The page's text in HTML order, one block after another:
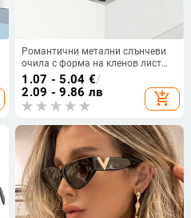
Романтични метални слънчеви
очила с форма на кленов лист
без рамка за жени Декоративни
слънчеви очила за парти Мъжки
уникални очила за
абитуриентски бал
1.07 - 5.04 €/
2.09 - 9.86 лв
add_shopping_cart